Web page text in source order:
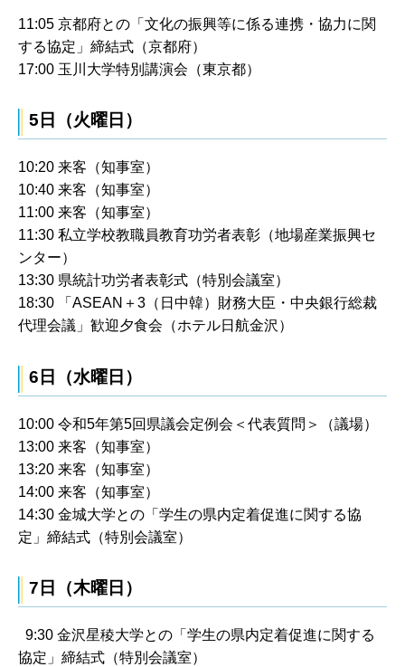
11:05 京都府との「文化の振興等に係る連携・協力に関
する協定」締結式（京都府）
17:00 玉川大学特別講演会（東京都）
5日（火曜日）
10:20 来客（知事室）
10:40 来客（知事室）
11:00 来客（知事室）
11:30 私立学校教職員教育功労者表彰（地場産業振興セ
ンター）
13:30 県統計功労者表彰式（特別会議室）
18:30 「ASEAN＋3（日中韓）財務大臣・中央銀行総裁
代理会議」歓迎夕食会（ホテル日航金沢）
6日（水曜日）
10:00 令和5年第5回県議会定例会＜代表質問＞（議場）
13:00 来客（知事室）
13:20 来客（知事室）
14:00 来客（知事室）
14:30 金城大学との「学生の県内定着促進に関する協
定」締結式（特別会議室）
7日（木曜日）
9:30 金沢星稜大学との「学生の県内定着促進に関する
協定」締結式（特別会議室）